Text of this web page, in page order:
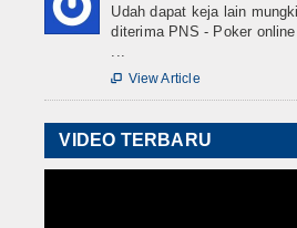
Udah dapat keja lain
diterima PNS - Poker
...
 View Article
VIDEO TERBARU